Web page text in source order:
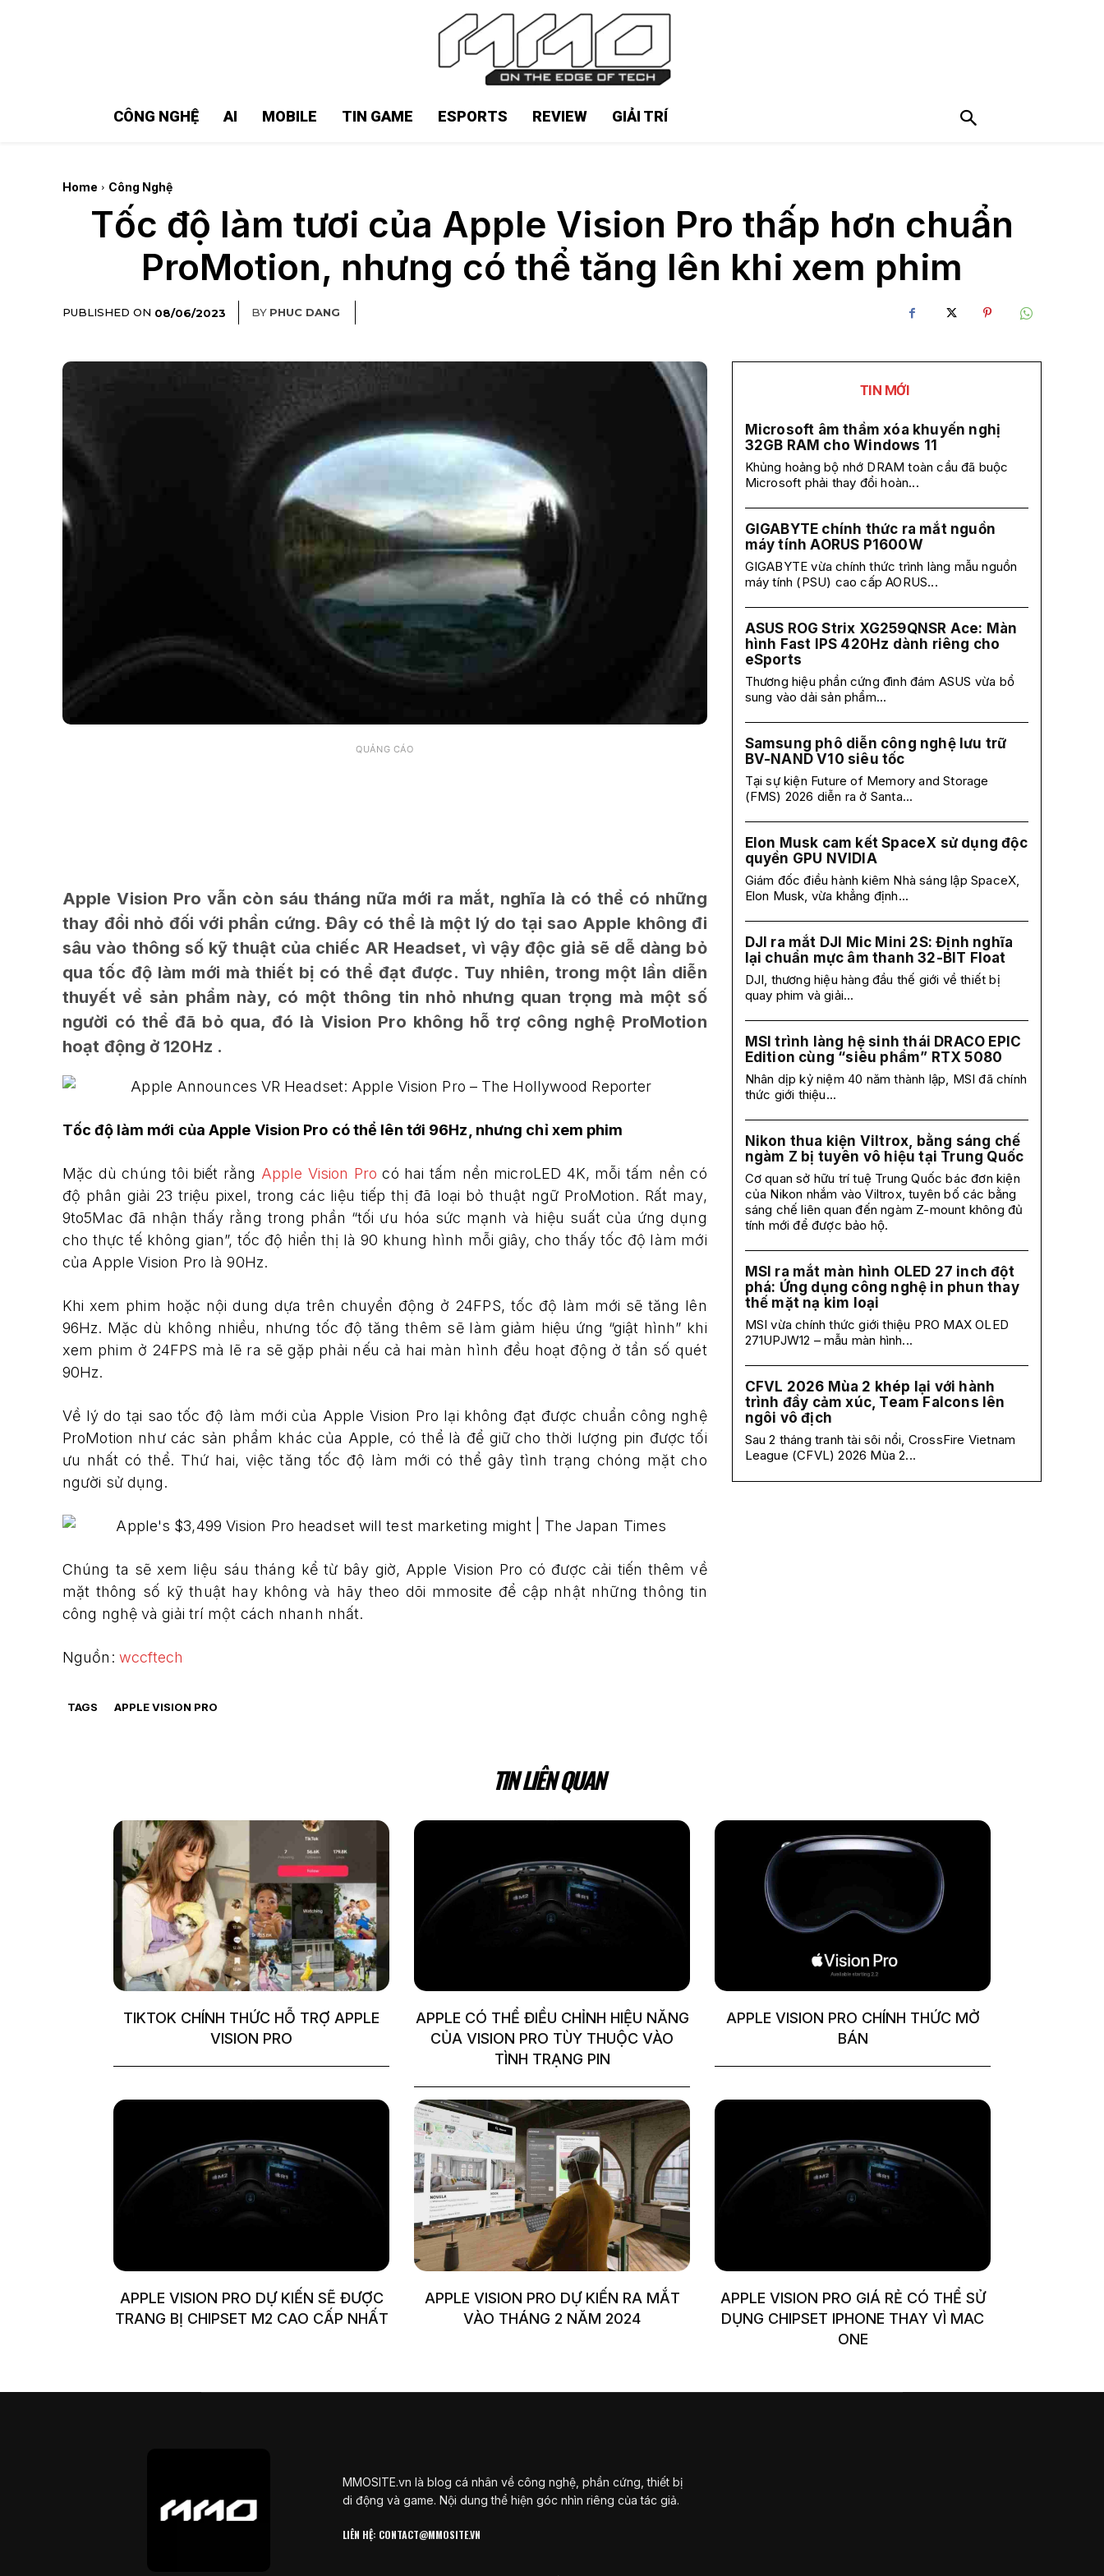
CÔNG NGHỆ AI MOBILE TIN GAME ESPORTS REVIEW GIẢI TRÍ
Home Công Nghệ
Tốc độ làm tươi của Apple Vision Pro thấp hơn chuẩn
ProMotion, nhưng có thể tăng lên khi xem phim
PUBLISHED ON 08/06/2023 BY PHUC DANG
QUẢNG CÁO
Apple Vision Pro vẫn còn sáu tháng nữa mới ra mắt, nghĩa là có thể có những
thay đổi nhỏ đối với phần cứng. Đây có thể là một lý do tại sao Apple không đi
sâu vào thông số kỹ thuật của chiếc AR Headset, vì vậy độc giả sẽ dễ dàng bỏ
qua tốc độ làm mới mà thiết bị có thể đạt được. Tuy nhiên, trong một lần diễn
thuyết về sản phẩm này, có một thông tin nhỏ nhưng quan trọng mà một số
người có thể đã bỏ qua, đó là Vision Pro không hỗ trợ công nghệ ProMotion
hoạt động ở 120Hz .
Tốc độ làm mới của Apple Vision Pro có thể lên tới 96Hz, nhưng chỉ xem phim
Mặc dù chúng tôi biết rằng Apple Vision Pro có hai tấm nền microLED 4K, mỗi tấm nền có
độ phân giải 23 triệu pixel, trong các liệu tiếp thị đã loại bỏ thuật ngữ ProMotion. Rất may,
9to5Mac đã nhận thấy rằng trong phần “tối ưu hóa sức mạnh và hiệu suất của ứng dụng
cho thực tế không gian”, tốc độ hiển thị là 90 khung hình mỗi giây, cho thấy tốc độ làm mới
của Apple Vision Pro là 90Hz.
Khi xem phim hoặc nội dung dựa trên chuyển động ở 24FPS, tốc độ làm mới sẽ tăng lên
96Hz. Mặc dù không nhiều, nhưng tốc độ tăng thêm sẽ làm giảm hiệu ứng “giật hình” khi
xem phim ở 24FPS mà lẽ ra sẽ gặp phải nếu cả hai màn hình đều hoạt động ở tần số quét
90Hz.
Về lý do tại sao tốc độ làm mới của Apple Vision Pro lại không đạt được chuẩn công nghệ
ProMotion như các sản phẩm khác của Apple, có thể là để giữ cho thời lượng pin được tối
ưu nhất có thể. Thứ hai, việc tăng tốc độ làm mới có thể gây tình trạng chóng mặt cho
người sử dụng.
Chúng ta sẽ xem liệu sáu tháng kể từ bây giờ, Apple Vision Pro có được cải tiến thêm về
mặt thông số kỹ thuật hay không và hãy theo dõi mmosite để cập nhật những thông tin
công nghệ và giải trí một cách nhanh nhất.
Nguồn: wccftech
TAGS APPLE VISION PRO
TIN MỚI
Microsoft âm thầm xóa khuyến nghị
32GB RAM cho Windows 11
Khủng hoảng bộ nhớ DRAM toàn cầu đã buộc
Microsoft phải thay đổi hoàn...
GIGABYTE chính thức ra mắt nguồn
máy tính AORUS P1600W
GIGABYTE vừa chính thức trình làng mẫu nguồn
máy tính (PSU) cao cấp AORUS...
ASUS ROG Strix XG259QNSR Ace: Màn
hình Fast IPS 420Hz dành riêng cho
eSports
Thương hiệu phần cứng đình đám ASUS vừa bổ
sung vào dải sản phẩm...
Samsung phô diễn công nghệ lưu trữ
BV-NAND V10 siêu tốc
Tại sự kiện Future of Memory and Storage
(FMS) 2026 diễn ra ở Santa...
Elon Musk cam kết SpaceX sử dụng độc
quyền GPU NVIDIA
Giám đốc điều hành kiêm Nhà sáng lập SpaceX,
Elon Musk, vừa khẳng định...
DJI ra mắt DJI Mic Mini 2S: Định nghĩa
lại chuẩn mực âm thanh 32-BIT Float
DJI, thương hiệu hàng đầu thế giới về thiết bị
quay phim và giải...
MSI trình làng hệ sinh thái DRACO EPIC
Edition cùng “siêu phẩm” RTX 5080
Nhân dịp kỷ niệm 40 năm thành lập, MSI đã chính
thức giới thiệu...
Nikon thua kiện Viltrox, bằng sáng chế
ngàm Z bị tuyên vô hiệu tại Trung Quốc
Cơ quan sở hữu trí tuệ Trung Quốc bác đơn kiện
của Nikon nhắm vào Viltrox, tuyên bố các bằng
sáng chế liên quan đến ngàm Z-mount không đủ
tính mới để được bảo hộ.
MSI ra mắt màn hình OLED 27 inch đột
phá: Ứng dụng công nghệ in phun thay
thế mặt nạ kim loại
MSI vừa chính thức giới thiệu PRO MAX OLED
271UPJW12 – mẫu màn hình...
CFVL 2026 Mùa 2 khép lại với hành
trình đầy cảm xúc, Team Falcons lên
ngôi vô địch
Sau 2 tháng tranh tài sôi nổi, CrossFire Vietnam
League (CFVL) 2026 Mùa 2...
TIN LIÊN QUAN
TIKTOK CHÍNH THỨC HỖ TRỢ APPLE
VISION PRO
APPLE CÓ THỂ ĐIỀU CHỈNH HIỆU NĂNG
CỦA VISION PRO TÙY THUỘC VÀO
TÌNH TRẠNG PIN
APPLE VISION PRO CHÍNH THỨC MỞ
BÁN
APPLE VISION PRO DỰ KIẾN SẼ ĐƯỢC
TRANG BỊ CHIPSET M2 CAO CẤP NHẤT
APPLE VISION PRO DỰ KIẾN RA MẮT
VÀO THÁNG 2 NĂM 2024
APPLE VISION PRO GIÁ RẺ CÓ THỂ SỬ
DỤNG CHIPSET IPHONE THAY VÌ MAC
ONE
MMOSITE.vn là blog cá nhân về công nghệ, phần cứng, thiết bị
di động và game. Nội dung thể hiện góc nhìn riêng của tác giả.
LIÊN HỆ: CONTACT@MMOSITE.VN